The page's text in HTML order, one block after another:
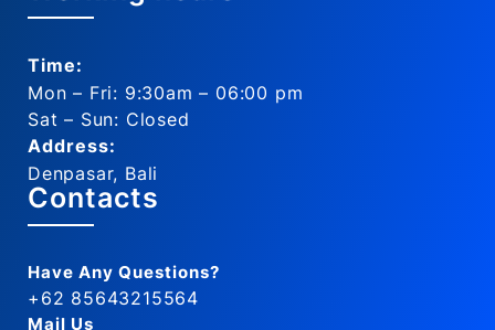
Time:
Mon – Fri: 9:30am – 06:00 pm
Sat – Sun: Closed
Address:
Denpasar, Bali
Contacts
Have Any Questions?
+62 85643215564
Mail Us